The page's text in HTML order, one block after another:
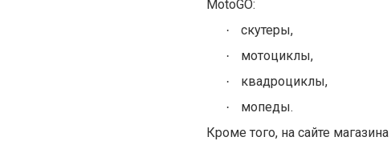
MotoGO:
· скутеры,
· мотоциклы,
· квадроциклы,
·
мопеды.
Кроме того, на сайте магазина